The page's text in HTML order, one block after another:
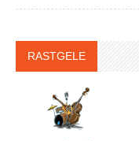
RASTGELE